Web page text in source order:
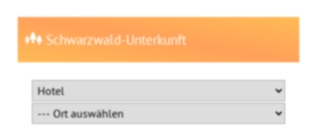
Schwarzwald-Unterkunft